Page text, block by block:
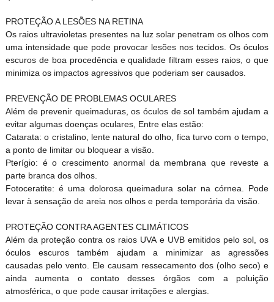
PROTEÇÃO A LESÕES NA RETINA
Os raios ultravioletas presentes na luz solar penetram os olhos com
uma intensidade que pode provocar lesões nos tecidos. Os óculos
escuros de boa procedência e qualidade filtram esses raios, o que
minimiza os impactos agressivos que poderiam ser causados.
PREVENÇÃO DE PROBLEMAS OCULARES
Além de prevenir queimaduras, os óculos de sol também ajudam a
evitar algumas doenças oculares, Entre elas estão:
Catarata: o cristalino, lente natural do olho, fica turvo com o tempo,
a ponto de limitar ou bloquear a visão.
Pterígio: é o crescimento anormal da membrana que reveste a
parte branca dos olhos.
Fotoceratite: é uma dolorosa queimadura solar na córnea. Pode
levar à sensação de areia nos olhos e perda temporária da visão.
PROTEÇÃO CONTRA AGENTES CLIMÁTICOS
Além da proteção contra os raios UVA e UVB emitidos pelo sol, os
óculos escuros também ajudam a minimizar as agressões
causadas pelo vento. Ele causam ressecamento dos (olho seco) e
ainda aumenta o contato desses órgãos com a poluição
atmosférica, o que pode causar irritações e alergias.